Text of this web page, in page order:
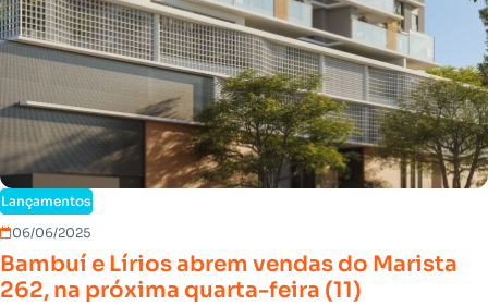
Lançamentos
06/06/2025
Bambuí e Lírios abrem vendas do Marista
262, na próxima quarta-feira (11)